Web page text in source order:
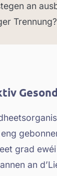
an
Trennung?
grad
an